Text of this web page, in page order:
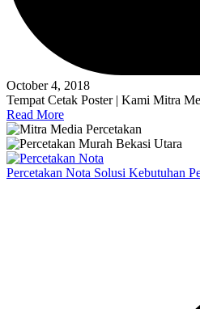
October 4, 2018
Tempat Cetak Poster | Kami Mitra
Read More
Percetakan Nota Solusi Kebutuhan